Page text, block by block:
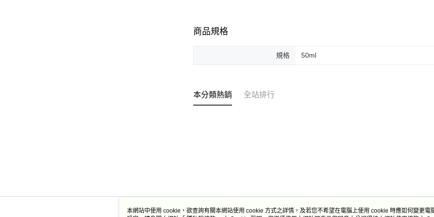
商品規格
規格 50ml
本分類熱銷 全站排行
本網站中使用 cookie，欲查詢有關本網站使用 cookie 方式之詳情，及若您不希望在電腦上使用 cookie 時應如何變更電